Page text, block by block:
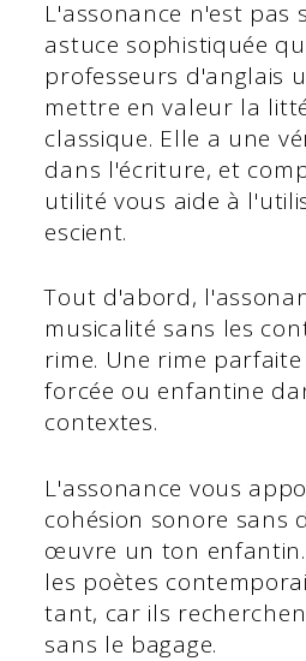
L'assonance n'est pas
astuce sophistiquée
professeurs d'anglais
mettre en valeur la
classique. Elle a une
dans l'écriture, et
utilité vous aide à
escient.
Tout d'abord,
musicalité sans les
rime. Une rime
forcée ou enfantine
contextes.
L'assonance vous
cohésion sonore sans
œuvre un ton
les poètes
tant, car ils
sans le bagage.